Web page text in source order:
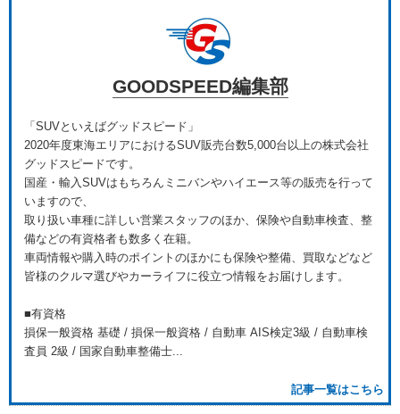
GOODSPEED編集部
「SUVといえばグッドスピード」
2020年度東海エリアにおけるSUV販売台数5,000台以上の株式会社
グッドスピードです。
国産・輸入SUVはもちろんミニバンやハイエース等の販売を行って
いますので、
取り扱い車種に詳しい営業スタッフのほか、保険や自動車検査、整
備などの有資格者も数多く在籍。
車両情報や購入時のポイントのほかにも保険や整備、買取などなど
皆様のクルマ選びやカーライフに役立つ情報をお届けします。
■有資格
損保一般資格 基礎 / 損保一般資格 / 自動車 AIS検定3級 / 自動車検
査員 2級 / 国家自動車整備士...
記事一覧はこちら